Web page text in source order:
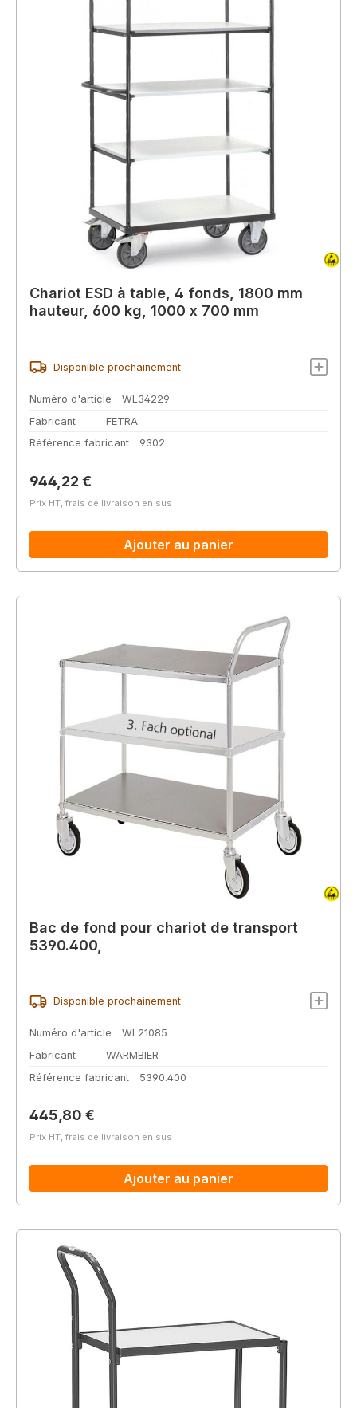
Chariot ESD à table, 4 fonds, 1800 mm
hauteur, 600 kg, 1000 x 700 mm
Disponible prochainement
Numéro d'article
WL34229
Fabricant
FETRA
Référence fabricant
9302
Prix régulier :
944,22 €
Prix HT, frais de livraison en sus
Ajouter au panier
Bac de fond pour chariot de transport
5390.400,
Disponible prochainement
Numéro d'article
WL21085
Fabricant
WARMBIER
Référence fabricant
5390.400
Prix régulier :
445,80 €
Prix HT, frais de livraison en sus
Ajouter au panier